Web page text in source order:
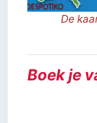
De
Boek je